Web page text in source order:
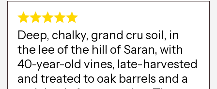
Deep, chalky, grand cru soil, in
the lee of the hill of Saran, with
40-year-old vines, late-harvested
and treated to oak barrels and a